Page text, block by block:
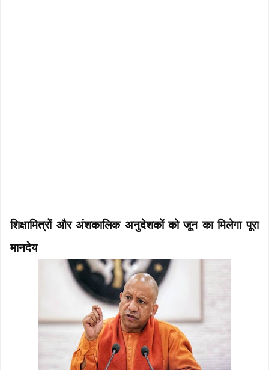
शिक्षामित्रों और अंशकालिक अनुदेशकों को जून का मिलेगा पूरा
मानदेय